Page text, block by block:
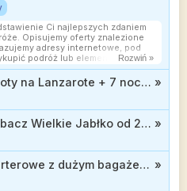
Ci najlepszych zdaniem
Opisujemy oferty znalezione
adresy internetowe, pod
podróż lub elementy podróży.
w chwili publikacji. Możemy
handlowych, do których
wpływu na cenę Twojej wycieczki.
Rozwiń »
Zamiast hotelu – kajuta: Loty na Lanzarote + 7 noclegów na łodzi za jedyne 872 zł! Rezerwacja z wyprzedzeniem »
Nowy Jork za grosze? Zobacz Wielkie Jabłko od 2358 zł! »
Tanie wakacyjne loty czarterowe z dużym bagażem do Turcji za 299 zł »